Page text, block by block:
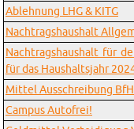
Ab­leh­nung LHG & KITG
Nach­trags­haus­halt
Nach­trags­haus­halt für
für das Haus­halts­jahr
Mit­tel Aus­schrei­bung BfH
Cam­pus Au­to­frei!